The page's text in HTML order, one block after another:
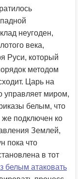
неугоден,
века,
Руси, который
методом
Царь на
управляет миром,
белым, что
же подключен ко
Землей,
пока что
в тот
белым атаковать